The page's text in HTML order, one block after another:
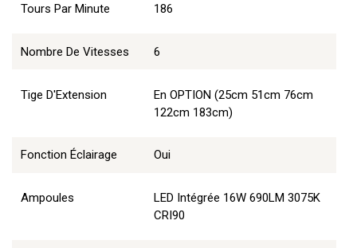
Tours Par Minute 186
Nombre De Vitesses 6
Tige D'Extension
En OPTION (25cm 51cm 76cm
122cm 183cm)
Fonction Éclairage Oui
Ampoules
LED Intégrée 16W 690LM 3075K
CRI90